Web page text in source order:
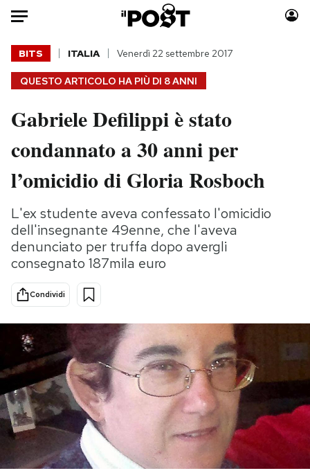
Auto
HOME
Italia
Politica
Tecnologia
Scienza
Cultura
Economia
Moda
Consumismi
Storie/Idee
Media
Europa
Altrecose
PODCAST
NEWSLETTER
I MIEI PREFERITI
QUESTO ARTICOLO HA PIÙ DI 8 ANNI
BITS ITALIA Venerdì 22 settembre 2017
Gabriele Defilippi è stato
condannato a 30 anni per
l’omicidio di Gloria Rosboch
L'ex studente aveva confessato l'omicidio
dell'insegnante 49enne, che l'aveva
denunciato per truffa dopo avergli
consegnato 187mila euro
Condividi